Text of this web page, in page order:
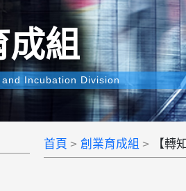
成組
Incubation Division
首頁 創業育成組 【轉